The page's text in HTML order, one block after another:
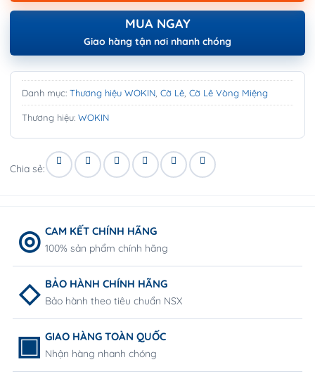
MUA NGAY
Giao hàng tận nơi nhanh chóng
Danh mục: Thương hiệu WOKIN Cờ Lê Cờ Lê Vòng Miệng
Thương hiệu: WOKIN
Chia sẻ:
CAM KẾT CHÍNH HÃNG
100% sản phẩm chính hãng
BẢO HÀNH CHÍNH HÃNG
Bảo hành theo tiêu chuẩn NSX
GIAO HÀNG TOÀN QUỐC
Nhận hàng nhanh chóng